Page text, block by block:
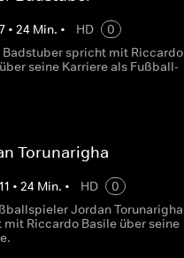
7• 24 Min. • HD
0
Badstuber spricht mit Riccardo
seine Karriere als Fußball-
Torunarigha
11 • 24 Min. • HD
0
Jordan Torunarigha
mit Riccardo Basile über seine